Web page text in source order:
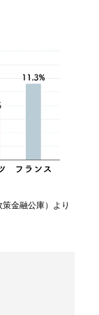
策金融公庫）より